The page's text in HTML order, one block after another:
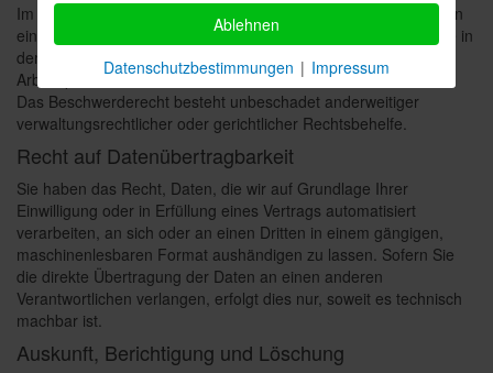
Im Falle von Verstößen gegen die DSGVO steht den Betroffenen
ein Beschwerderecht bei einer Aufsichtsbehörde, insbesondere in
dem Mitgliedstaat ihres gewöhnlichen Aufenthalts, ihres
Arbeitsplatzes oder des Orts des mutmaßlichen Verstoßes zu.
Das Beschwerderecht besteht unbeschadet anderweitiger
verwaltungsrechtlicher oder gerichtlicher Rechtsbehelfe.
Recht auf Daten­übertrag­barkeit
Sie haben das Recht, Daten, die wir auf Grundlage Ihrer
Einwilligung oder in Erfüllung eines Vertrags automatisiert
verarbeiten, an sich oder an einen Dritten in einem gängigen,
maschinenlesbaren Format aushändigen zu lassen. Sofern Sie
die direkte Übertragung der Daten an einen anderen
Verantwortlichen verlangen, erfolgt dies nur, soweit es technisch
machbar ist.
Auskunft, Berichtigung und Löschung
Ablehnen
Datenschutzbestimmungen | Impressum